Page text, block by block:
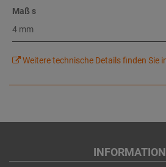
Maß s
4 mm
Weitere technische Details finden Sie